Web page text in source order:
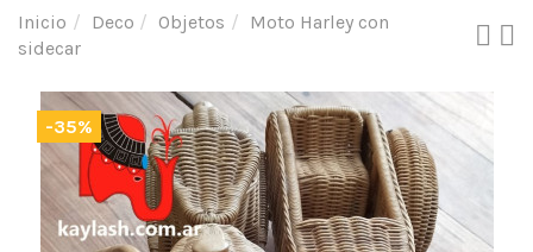
Inicio Deco Objetos
Moto Harley con
sidecar
-35%